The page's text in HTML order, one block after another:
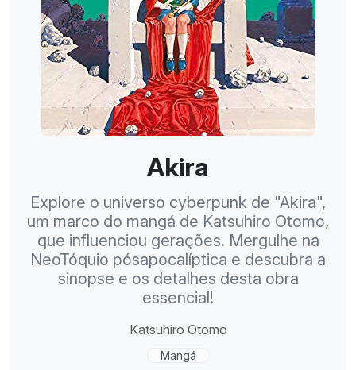
Akira
Explore o universo cyberpunk de "Akira",
um marco do mangá de Katsuhiro Otomo,
que influenciou gerações. Mergulhe na
NeoTóquio pósapocalíptica e descubra a
sinopse e os detalhes desta obra
essencial!
Katsuhiro Otomo
Mangá